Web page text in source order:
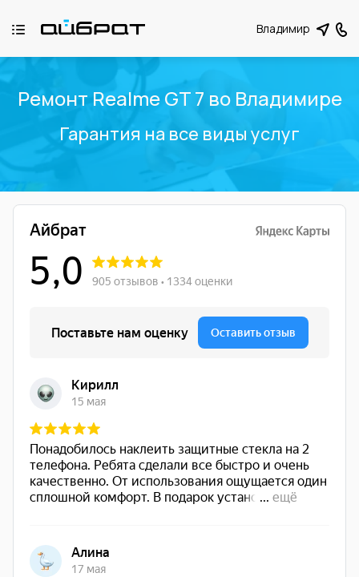
Владимир
Ремонт Realme GT 7 во Владимире
Гарантия на все виды услуг